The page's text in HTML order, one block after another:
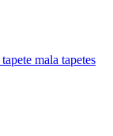
tapete mala tapetes